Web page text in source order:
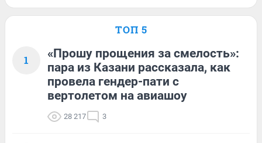
ТОП 5
1
«Прошу прощения за смелость»:
пара из Казани рассказала, как
провела гендер-пати с
вертолетом на авиашоу
28 217 3